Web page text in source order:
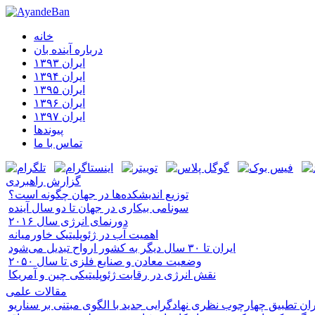
خانه
درباره آینده‌ بان
ایران ۱۳۹۳
ایران ۱۳۹۴
ایران ۱۳۹۵
ایران ۱۳۹۶
ایران ۱۳۹۷
پیوندها
تماس با ما
گزارش راهبردی
توزیع اندیشکده‌ها در جهان چگونه است؟
سونامی بیکاری در جهان تا دو سال آینده
دورنمای انرژی سال ۲۰۱۶
اهمیت آب در ژئوپلیتیک خاورمیانه
ایران تا ۳۰ سال دیگر به کشور ارواح تبدیل می‌شود
وضعیت معادن و صنایع فلزی تا سال ۲۰۵۰
نقش انرژی در رقابت ژئوپلیتیکی چین و آمریکا
مقالات علمی
تطبیق چهارچوب نظری نهادگرایی جدید با الگوی مبتنی بر سناریو